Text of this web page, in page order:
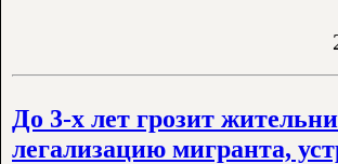
До 3-х лет грозит
легализацию мигранта,